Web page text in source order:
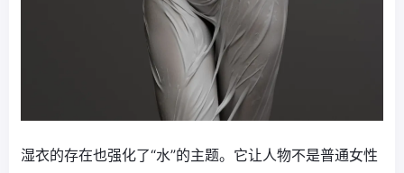
湿衣的存在也强化了“水”的主题。它让人物不是普通女性